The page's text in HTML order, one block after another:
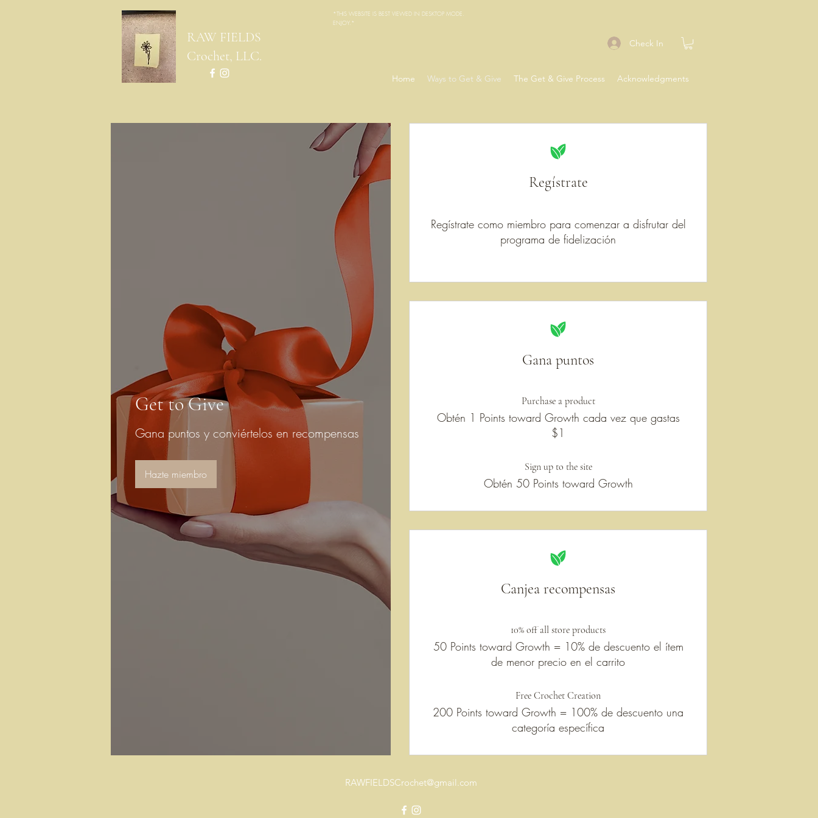
RAW FIELDS
Crochet, LLC.
*THIS WEBSITE IS BEST VIEWED IN DESKTOP MODE.
ENJOY.*
Check In
Home Ways to Get & Give The Get & Give Process Acknowledgments
Get to Give
Gana puntos y conviértelos en recompensas
Hazte miembro
Regístrate
Regístrate como miembro para comenzar a disfrutar del
programa de fidelización
Gana puntos
Purchase a product
Obtén 1 Points toward Growth cada vez que gastas
$1
Sign up to the site
Obtén 50 Points toward Growth
Canjea recompensas
10% off all store products
50 Points toward Growth = 10% de descuento el ítem
de menor precio en el carrito
Free Crochet Creation
200 Points toward Growth = 100% de descuento una
categoría específica
RAWFIELDSCrochet@gmail.com